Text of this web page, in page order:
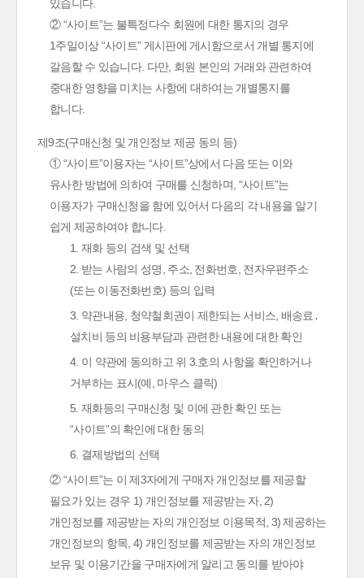
있습니다.
② “사이트”는 불특정다수 회원에 대한 통지의 경우
1주일이상 “사이트” 게시판에 게시함으로서 개별 통지에
갈음할 수 있습니다. 다만, 회원 본인의 거래와 관련하여
중대한 영향을 미치는 사항에 대하여는 개별통지를
합니다.
제9조(구매신청 및 개인정보 제공 동의 등)
① “사이트”이용자는 “사이트”상에서 다음 또는 이와
유사한 방법에 의하여 구매를 신청하며, “사이트”는
이용자가 구매신청을 함에 있어서 다음의 각 내용을 알기
쉽게 제공하여야 합니다.
1. 재화 등의 검색 및 선택
2. 받는 사람의 성명, 주소, 전화번호, 전자우편주소
(또는 이동전화번호) 등의 입력
3. 약관내용, 청약철회권이 제한되는 서비스, 배송료․
설치비 등의 비용부담과 관련한 내용에 대한 확인
4. 이 약관에 동의하고 위 3.호의 사항을 확인하거나
거부하는 표시(예, 마우스 클릭)
5. 재화등의 구매신청 및 이에 관한 확인 또는
“사이트”의 확인에 대한 동의
6. 결제방법의 선택
② “사이트”는 이 제3자에게 구매자 개인정보를 제공할
필요가 있는 경우 1) 개인정보를 제공받는 자, 2)
개인정보를 제공받는 자의 개인정보 이용목적, 3) 제공하는
개인정보의 항목, 4) 개인정보를 제공받는 자의 개인정보
보유 및 이용기간을 구매자에게 알리고 동의를 받아야